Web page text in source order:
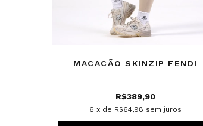
MACACÃO SKINZIP FENDI
R$389,90
6 x de R$64,98 sem juros